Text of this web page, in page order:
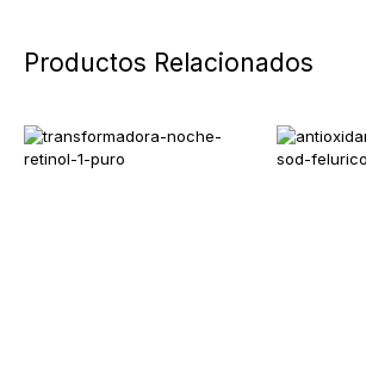
Productos Relacionados